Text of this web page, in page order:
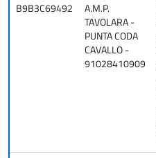
B9B3C69492
A.M.P.
TAVOLARA -
PUNTA CODA
CAVALLO -
91028410909